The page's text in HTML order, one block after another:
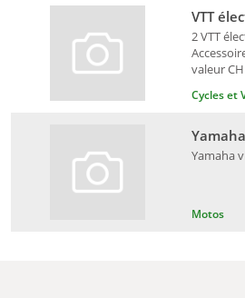
Cycles et
2 VTT
valeur
VTT
Motos
Yamaha
Yamaha